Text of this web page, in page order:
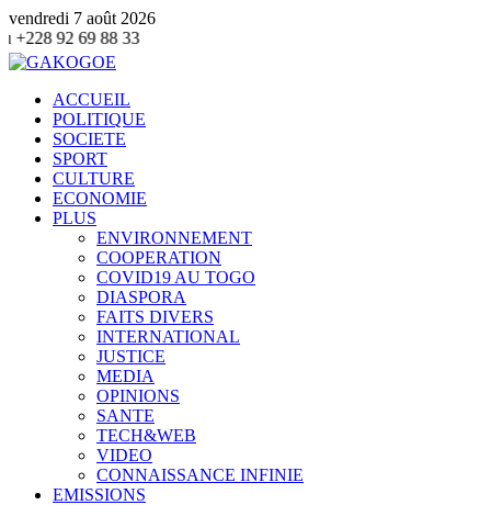
vendredi 7 août 2026
33
ACCUEIL
POLITIQUE
SOCIETE
SPORT
CULTURE
ECONOMIE
PLUS
ENVIRONNEMENT
COOPERATION
COVID19 AU TOGO
DIASPORA
FAITS DIVERS
INTERNATIONAL
JUSTICE
MEDIA
OPINIONS
SANTE
TECH&WEB
VIDEO
CONNAISSANCE INFINIE
EMISSIONS